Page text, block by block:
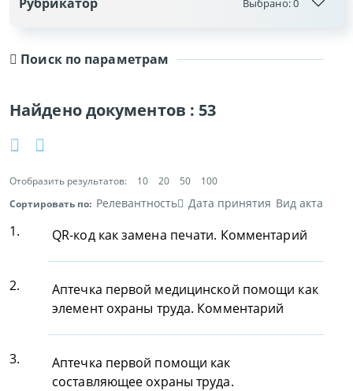
Поиск по параметрам
Найдено документов : 53
Отобразить результатов: 10 20 50
100
Сортировать по: Релевантность Дата принятия Вид акта
1. QR-код как замена печати. Комментарий
2.
Аптечка первой медицинской помощи как
элемент охраны труда. Комментарий
3.
Аптечка первой помощи как
составляющее охраны труда.
Выбрано:0